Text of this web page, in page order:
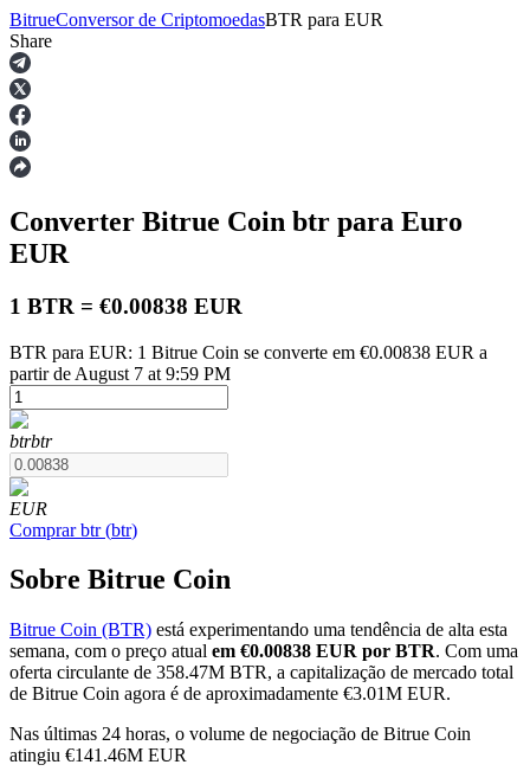
Futuros
Futuros de USDT
Futuros COIN-M
Futuros de criptomoeda
TradFi
BitrueConversor de CriptomoedasBTR para EUR
Share
Converter Bitrue Coin btr para Euro
EUR
1 BTR = €0.00838 EUR
BTR para EUR: 1 Bitrue Coin se converte em €0.00838 EUR a
partir de August 7 at 9:59 PM
btrbtr
EUR
Comprar btr(btr)
Sobre Bitrue Coin
Bitrue Coin (BTR) está experimentando uma tendência de alta esta
semana, com o preço atual em €0.00838 EUR por BTR. Com uma
oferta circulante de 358.47M BTR, a capitalização de mercado total
de Bitrue Coin agora é de aproximadamente €3.01M EUR.
Nas últimas 24 horas, o volume de negociação de Bitrue Coin
atingiu €141.46M EUR